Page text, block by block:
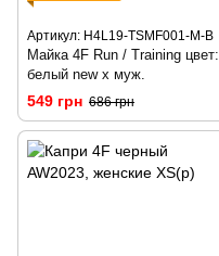
Артикул: H4L19-TSMF001-M-B
Майка 4F Run / Training цвет:
белый new x муж.
549 грн 686 грн